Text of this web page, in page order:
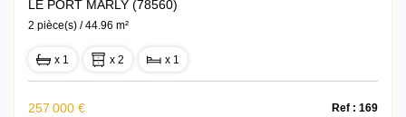
LE PORT MARLY (78560)
2 pièce(s) / 44.96 m²
x 1 x 2 x 1
257 000 € Ref : 169